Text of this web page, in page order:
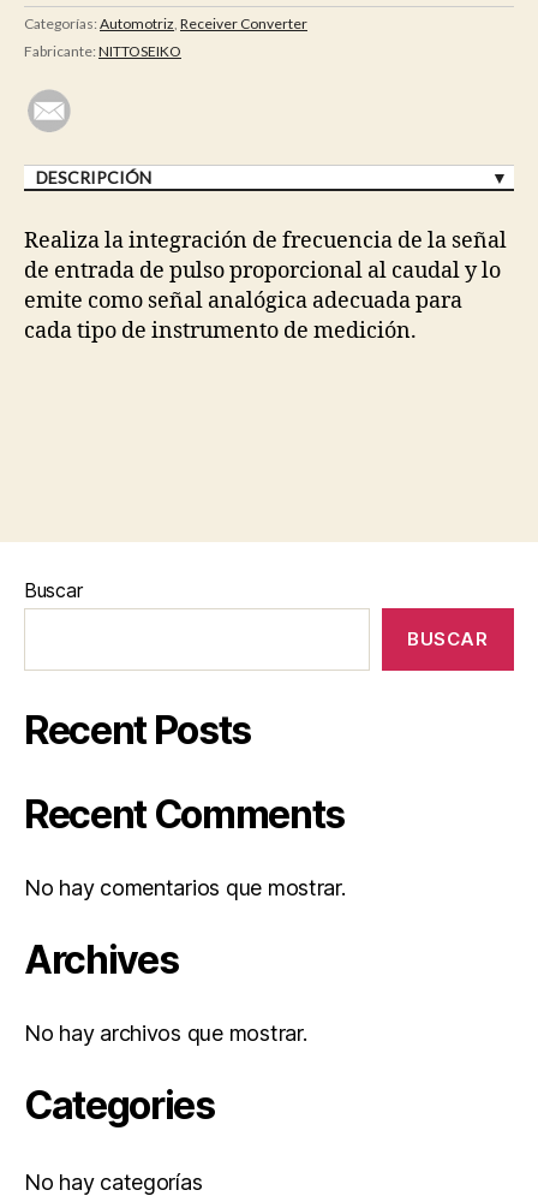
Categorías: Automotriz, Receiver Converter
Fabricante: NITTOSEIKO
DESCRIPCIÓN
Realiza la integración de frecuencia de la señal
de entrada de pulso proporcional al caudal y lo
emite como señal analógica adecuada para
cada tipo de instrumento de medición.
Buscar
BUSCAR
Recent Posts
Recent Comments
No hay comentarios que mostrar.
Archives
No hay archivos que mostrar.
Categories
No hay categorías